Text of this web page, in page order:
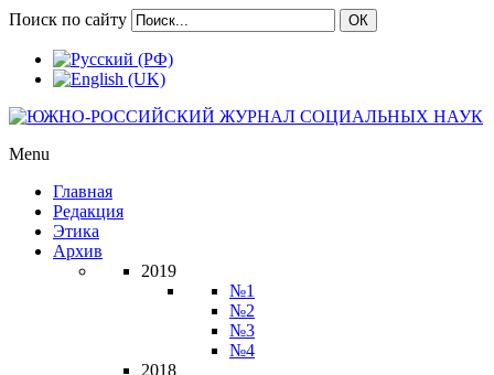
Поиск по сайту ОК
Menu
Главная
Редакция
Этика
Архив
2019
№1
№2
№3
№4
2018